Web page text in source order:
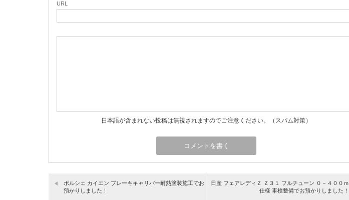
URL
日本語が含まれない投稿は無視されますのでご注意ください。（スパム対策）
ポルシェ カイエン ブレーキキャリパー耐熱塗装施工でお
預かりしました！
日産 フェアレディＺ Ｚ３１ フルチューン ０－４００ｍ
仕様 車検整備でお預かりしました！